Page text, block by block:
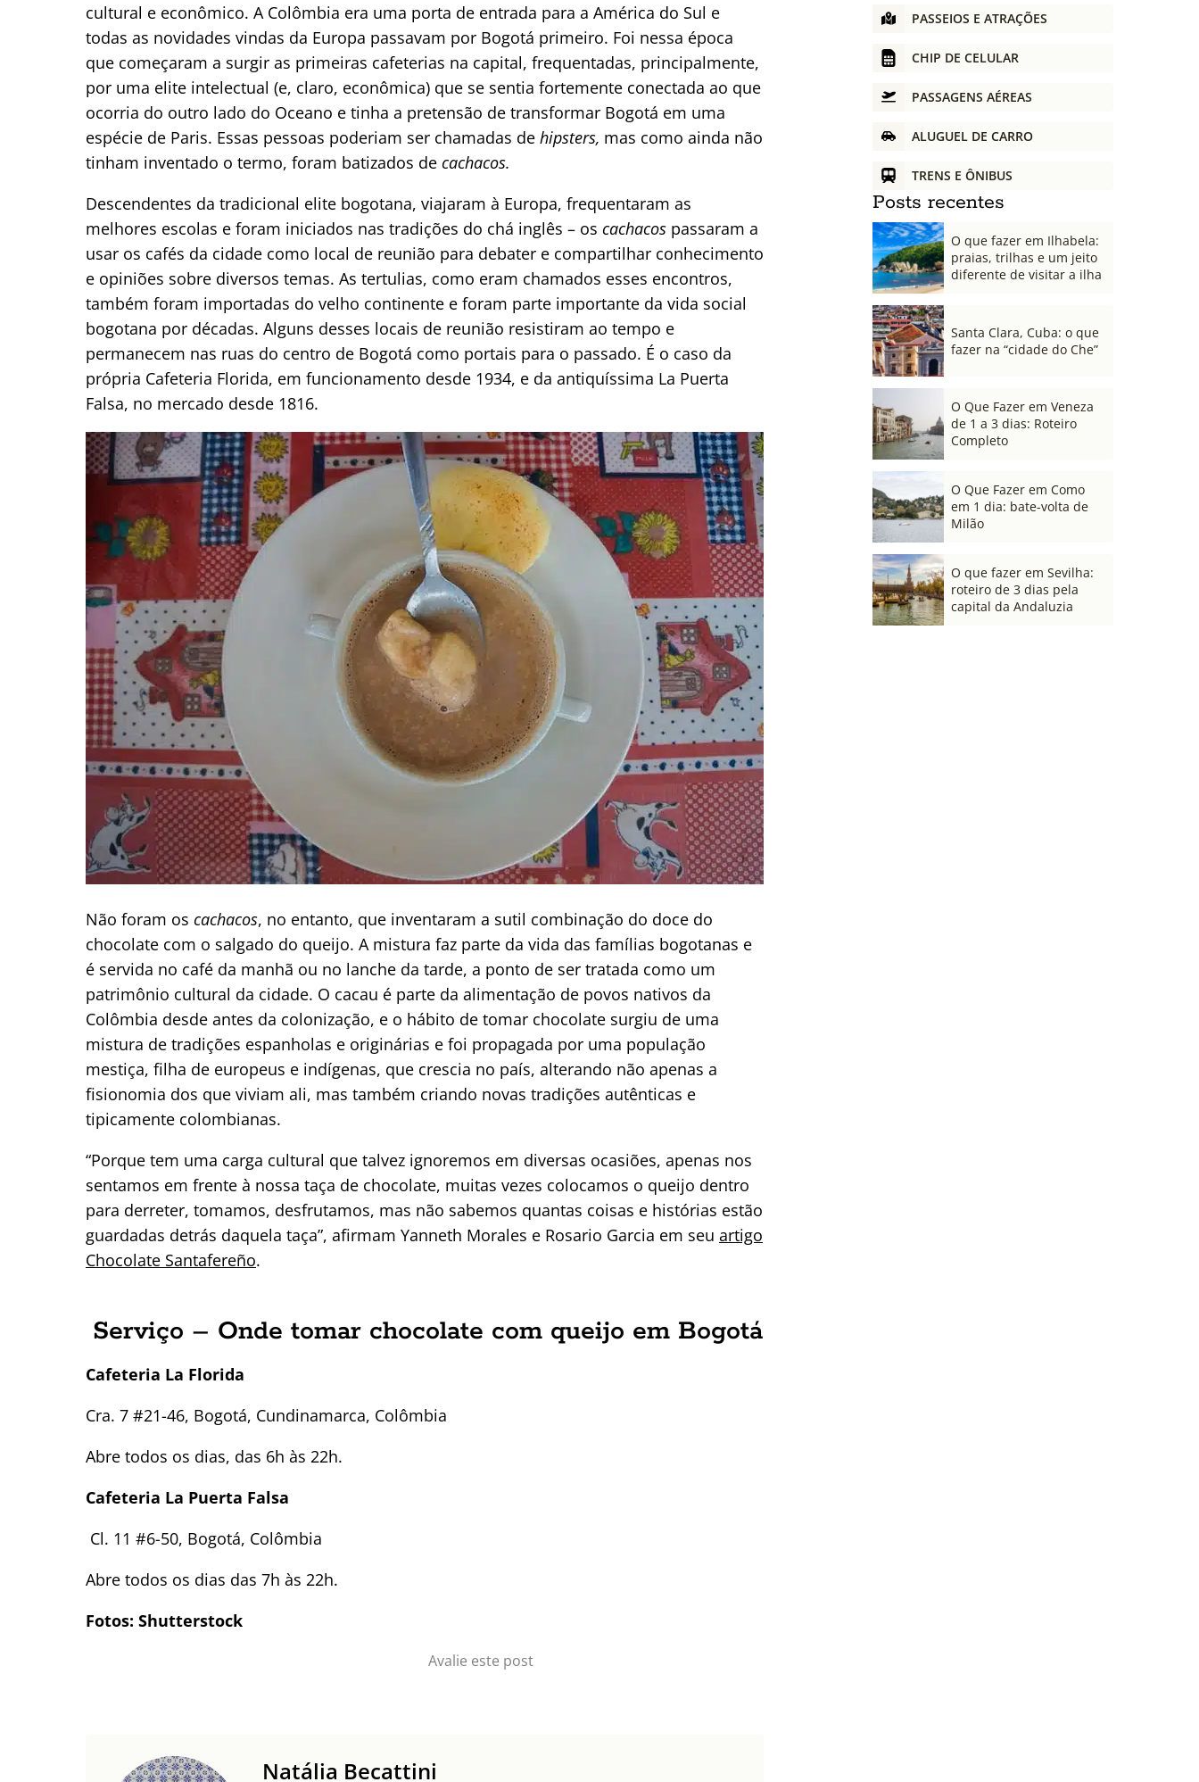
cultural e econômico. A Colômbia era uma porta de entrada para a América do Sul e
todas as novidades vindas da Europa passavam por Bogotá primeiro. Foi nessa época
que começaram a surgir as primeiras cafeterias na capital, frequentadas, principalmente,
por uma elite intelectual (e, claro, econômica) que se sentia fortemente conectada ao que
ocorria do outro lado do Oceano e tinha a pretensão de transformar Bogotá em uma
espécie de Paris. Essas pessoas poderiam ser chamadas de hipsters, mas como ainda não
tinham inventado o termo, foram batizados de cachacos.
Descendentes da tradicional elite bogotana, viajaram à Europa, frequentaram as
melhores escolas e foram iniciados nas tradições do chá inglês – os cachacos passaram a
usar os cafés da cidade como local de reunião para debater e compartilhar conhecimento
e opiniões sobre diversos temas. As tertulias, como eram chamados esses encontros,
também foram importadas do velho continente e foram parte importante da vida social
bogotana por décadas. Alguns desses locais de reunião resistiram ao tempo e
permanecem nas ruas do centro de Bogotá como portais para o passado. É o caso da
própria Cafeteria Florida, em funcionamento desde 1934, e da antiquíssima La Puerta
Falsa, no mercado desde 1816.
Não foram os cachacos, no entanto, que inventaram a sutil combinação do doce do
chocolate com o salgado do queijo. A mistura faz parte da vida das famílias bogotanas e
é servida no café da manhã ou no lanche da tarde, a ponto de ser tratada como um
patrimônio cultural da cidade. O cacau é parte da alimentação de povos nativos da
Colômbia desde antes da colonização, e o hábito de tomar chocolate surgiu de uma
mistura de tradições espanholas e originárias e foi propagada por uma população
mestiça, filha de europeus e indígenas, que crescia no país, alterando não apenas a
fisionomia dos que viviam ali, mas também criando novas tradições autênticas e
tipicamente colombianas.
“Porque tem uma carga cultural que talvez ignoremos em diversas ocasiões, apenas nos
sentamos em frente à nossa taça de chocolate, muitas vezes colocamos o queijo dentro
para derreter, tomamos, desfrutamos, mas não sabemos quantas coisas e histórias estão
guardadas detrás daquela taça”, afirmam Yanneth Morales e Rosario Garcia em seu artigo
Chocolate Santafereño.
Serviço – Onde tomar chocolate com queijo em Bogotá
Cafeteria La Florida
Cra. 7 #21-46, Bogotá, Cundinamarca, Colômbia
Abre todos os dias, das 6h às 22h.
Cafeteria La Puerta Falsa
Cl. 11 #6-50, Bogotá, Colômbia
Abre todos os dias das 7h às 22h.
Fotos: Shutterstock
Avalie este post
Natália Becattini
PASSEIOS E ATRAÇÕES
CHIP DE CELULAR
PASSAGENS AÉREAS
ALUGUEL DE CARRO
TRENS E ÔNIBUS
Posts recentes
O que fazer em Ilhabela:
praias, trilhas e um jeito
diferente de visitar a ilha
Santa Clara, Cuba: o que
fazer na “cidade do Che”
O Que Fazer em Veneza
de 1 a 3 dias: Roteiro
Completo
O Que Fazer em Como
em 1 dia: bate-volta de
Milão
O que fazer em Sevilha:
roteiro de 3 dias pela
capital da Andaluzia